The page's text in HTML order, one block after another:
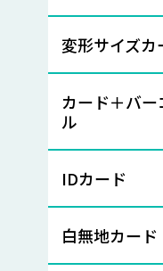
変形サイズカ
カード＋バ
ル
IDカード
白無地カード